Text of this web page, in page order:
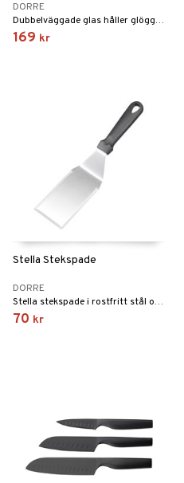
DORRE
Dubbelväggade glas håller glöggen varm extra länge och är samtidigt eleganta att se på och bekväma att dricka ur.
169 kr
Stella Stekspade
DORRE
Stella stekspade i rostfritt stål och värmetålig PP-plast är framtagen för enkel och kontrollerad stekning.
70 kr